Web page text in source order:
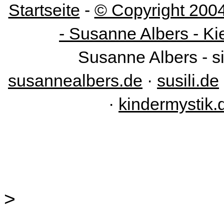
Startseite - © Copyright
- Susanne Albers -
Susanne Albers -
susannealbers.de · susili.de
·
>